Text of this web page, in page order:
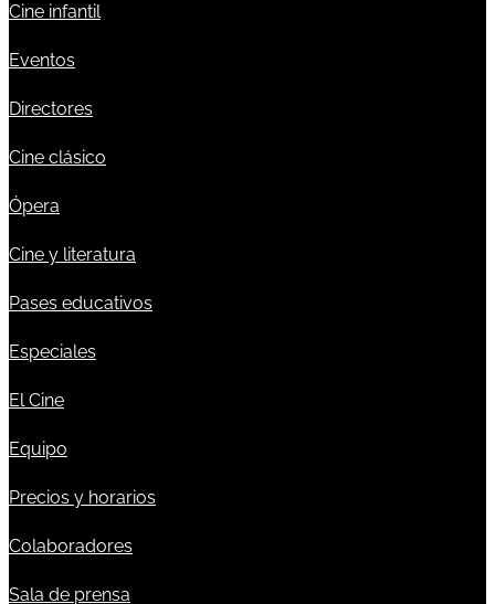
Cine infantil
Eventos
Directores
Cine clásico
Ópera
Cine y literatura
Pases educativos
Especiales
El Cine
Equipo
Precios y horarios
Colaboradores
Sala de prensa